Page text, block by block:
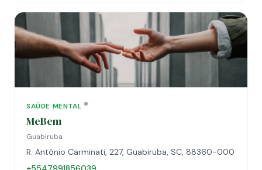
SAÚDE MENTAL
MeBem
Guabiruba
R. Antônio Carminati, 227, Guabiruba, SC, 88360-000